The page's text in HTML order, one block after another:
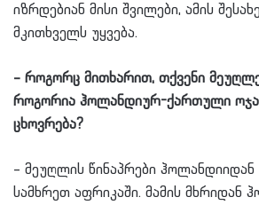
იზრდებიან მისი შვილები, ამის
მკითხველს უყვება.
– როგორც მითხარით, თქვენი
როგორია ჰოლანდიურ-ქართული
ცხოვრება?
– მეუღლის წინაპრები ჰოლანდიიდან
სამხრეთ აფრიკაში. მამის მხრიდან